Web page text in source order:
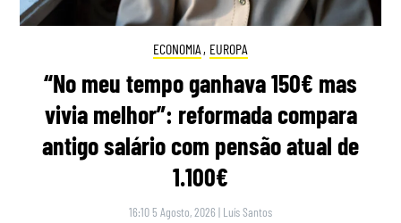
ECONOMIA , EUROPA
“No meu tempo ganhava 150€ mas
vivia melhor”: reformada compara
antigo salário com pensão atual de
1.100€
16:10 5 Agosto, 2026 | Luís Santos